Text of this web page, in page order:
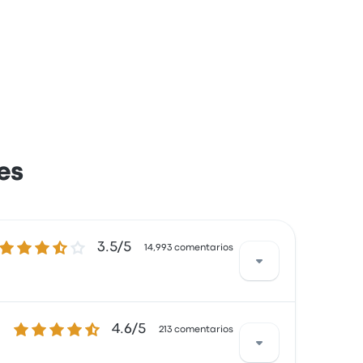
3.5 de 5 estrellas3.5/5 14,993 comentarios
especialmente satisfechos con el
FlixBus en este viaje comienzan en $448
4.6 de 5 estrellas4.6/5 213 comentarios